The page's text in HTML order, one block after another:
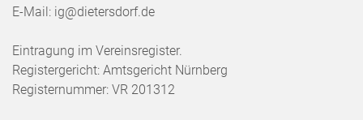
E-Mail: ig@dietersdorf.de
Eintragung im Vereinsregister.
Registergericht: Amtsgericht Nürnberg
Registernummer: VR 201312